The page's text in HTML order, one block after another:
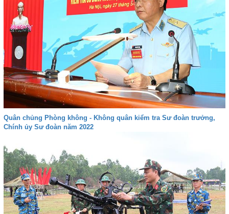
Quân chủng Phòng không - Không quân kiểm tra Sư đoàn trưởng,
Chính ủy Sư đoàn năm 2022